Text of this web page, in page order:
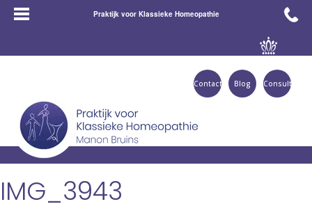
Praktijk voor Klassieke Homeopathie
Consult
Blog
Contact
IMG_3943